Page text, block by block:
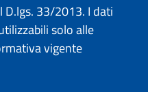
D.lgs. 33/2013. I dati
solo alle
vigente